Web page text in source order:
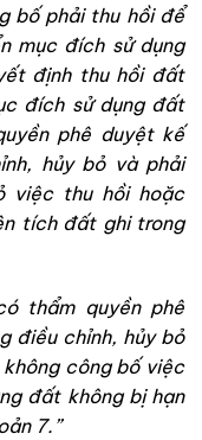
bố phải thu hồi để
mục đích sử dụng
định thu hồi đất
đích sử dụng đất
phê duyệt kế
hủy bỏ và phải
việc thu hồi hoặc
tích đất ghi trong
thẩm quyền phê
điều chỉnh, hủy bỏ
công bố việc
đất không bị hạn
7.”